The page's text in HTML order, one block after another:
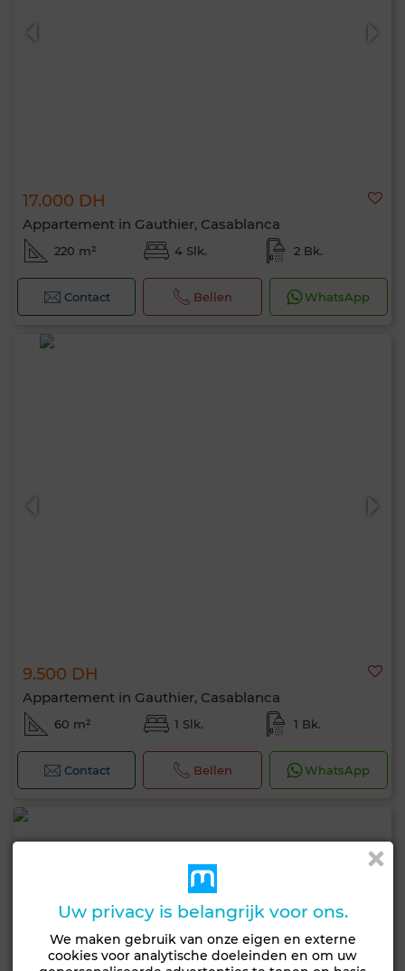
17.000 DH
Appartement in Gauthier, Casablanca
220 m² 4 Slk. 2 Bk.
Contact Bellen WhatsApp
9.500 DH
Appartement in Gauthier, Casablanca
60 m² 1 Slk. 1 Bk.
Contact Bellen WhatsApp
Uw privacy is belangrijk voor ons.
We maken gebruik van onze eigen en externe
cookies voor analytische doeleinden en om uw